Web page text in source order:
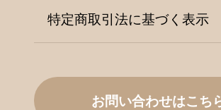
特定商取引法に基づく表示
お問い合わせはこち